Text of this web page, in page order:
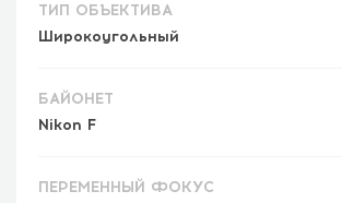
ТИП ОБЪЕКТИВА
Широкоугольный
БАЙОНЕТ
Nikon F
ПЕРЕМЕННЫЙ ФОКУС